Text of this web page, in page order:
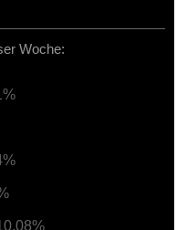
Woche: